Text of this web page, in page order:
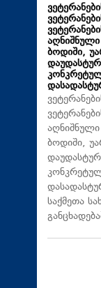
ბოდიში,
ბოდიში,
საქმეთა